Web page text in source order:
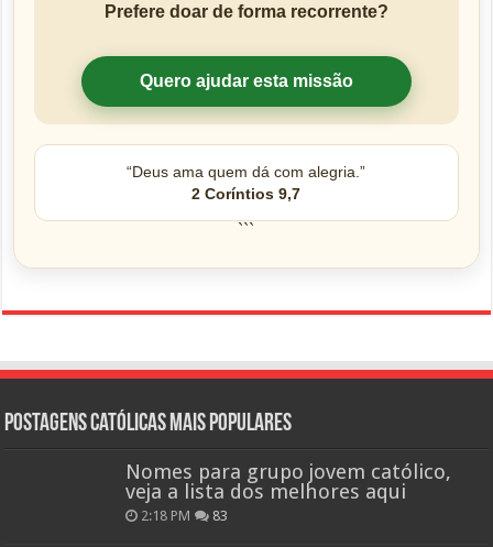
Prefere doar de forma recorrente?
Quero ajudar esta missão
“Deus ama quem dá com alegria.”
2 Coríntios 9,7
```
Postagens católicas mais Populares
Nomes para grupo jovem católico,
veja a lista dos melhores aqui
2:18 PM 83